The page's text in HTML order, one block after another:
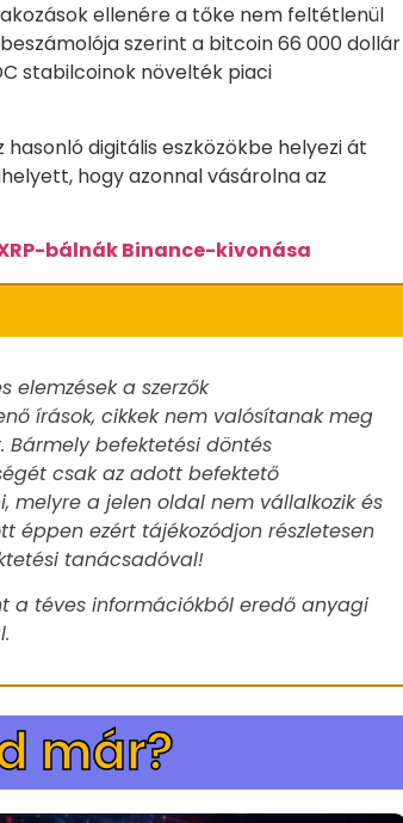
ellenére a tőke nem feltétlenül
szerint a bitcoin 66 000 dollár
stabilcoinok növelték piaci
digitális eszközökbe helyezi át
hogy azonnal vásárolna az
bálnák Binance-kivonása
a szerzők
írások, cikkek nem valósítanak meg
befektetési döntés
csak az adott befektető
a jelen oldal nem vállalkozik és
éppen ezért tájékozódjon részletesen
tanácsadóval!
a téves információkból eredő anyagi
már?